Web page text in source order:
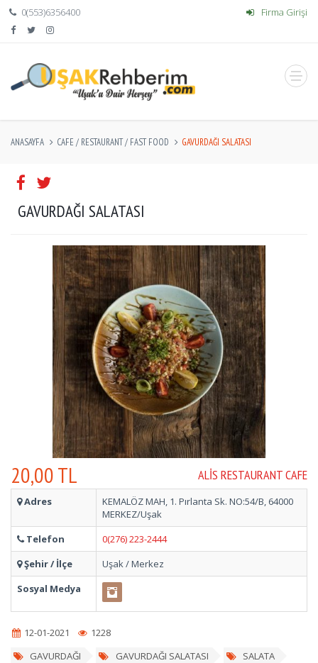
0(553)6356400 Firma Girişi
ANASAYFA CAFE / RESTAURANT / FAST FOOD GAVURDAĞI SALATASI
GAVURDAĞI SALATASI
ALIS RESTAURANT CAFE
20,00 TL
Adres
KEMALÖZ MAH, 1. Pırlanta Sk. NO:54/B, 64000
MERKEZ/Uşak
Telefon
0(276) 223-2444
Şehir / İlçe
Uşak / Merkez
Sosyal Medya
12-01-2021
1228
GAVURDAĞI
GAVURDAĞI SALATASI
SALATA